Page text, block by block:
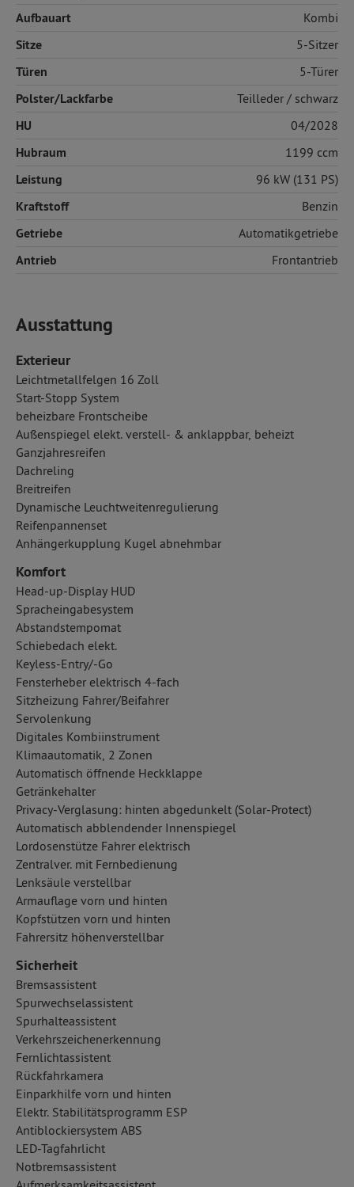
Aufbauart Kombi
Sitze 5-Sitzer
Türen 5-Türer
Polster/Lackfarbe Teilleder / schwarz
HU 04/2028
Hubraum 1199 ccm
Leistung 96 kW (131 PS)
Kraftstoff Benzin
Getriebe Automatikgetriebe
Antrieb Frontantrieb
Ausstattung
Exterieur
Leichtmetallfelgen 16 Zoll
Start-Stopp System
beheizbare Frontscheibe
Außenspiegel elekt. verstell- & anklappbar, beheizt
Ganzjahresreifen
Dachreling
Breitreifen
Dynamische Leuchtweitenregulierung
Reifenpannenset
Anhängerkupplung Kugel abnehmbar
Komfort
Head-up-Display HUD
Spracheingabesystem
Abstandstempomat
Schiebedach elekt.
Keyless-Entry/-Go
Fensterheber elektrisch 4-fach
Sitzheizung Fahrer/Beifahrer
Servolenkung
Digitales Kombiinstrument
Klimaautomatik, 2 Zonen
Automatisch öffnende Heckklappe
Getränkehalter
Privacy-Verglasung: hinten abgedunkelt (Solar-Protect)
Automatisch abblendender Innenspiegel
Lordosenstütze Fahrer elektrisch
Zentralver. mit Fernbedienung
Lenksäule verstellbar
Armauflage vorn und hinten
Kopfstützen vorn und hinten
Fahrersitz höhenverstellbar
Sicherheit
Bremsassistent
Spurwechselassistent
Spurhalteassistent
Verkehrszeichenerkennung
Fernlichtassistent
Rückfahrkamera
Einparkhilfe vorn und hinten
Elektr. Stabilitätsprogramm ESP
Antiblockiersystem ABS
LED-Tagfahrlicht
Notbremsassistent